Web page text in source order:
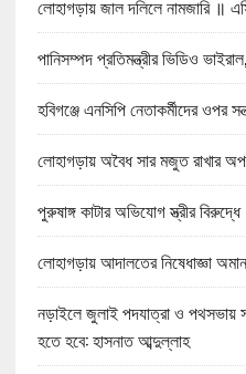
লোহাগড়ায় জাল দলিলে নামজারি ॥
পানিসম্পদ প্রতিমন্ত্রীর ভিডিও
হবিগঞ্জে এনসিপি নেতাকর্মীদের ওপর
লোহাগড়ায় অবৈধ সার মজুত রাখার
পুরুষাঙ্গ কাটার অভিযোগ স্ত্রীর বিরুদ্ধে
লোহাগড়ায় আদালতের নিষেধাজ্ঞা
নড়াইলে জুলাই পদযাত্রা ও পথসভায়
হতে হবে: হাসনাত আব্দুল্লাহ